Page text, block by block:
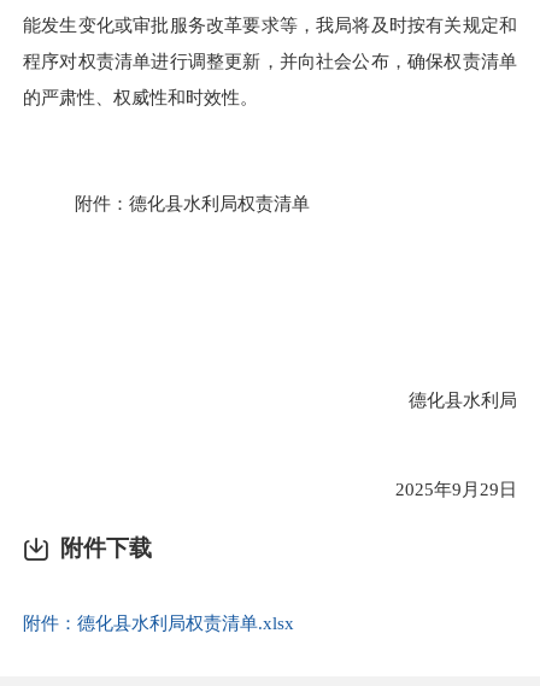
能发生变化或审批服务改革要求等，我局将及时按有关规定和
程序对权责清单进行调整更新，并向社会公布，确保权责清单
的严肃性、权威性和时效性。
附件：德化县水利局权责清单
德化县水利局
2025年9 月 29日
附件下载
附件：德化县水利局权责清单.xlsx